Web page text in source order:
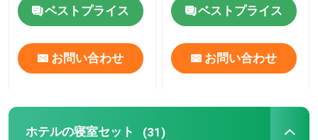
ベストプライス
お問い合わせ
ベストプライス
お問い合わせ
ホテルの寝室セット (31)